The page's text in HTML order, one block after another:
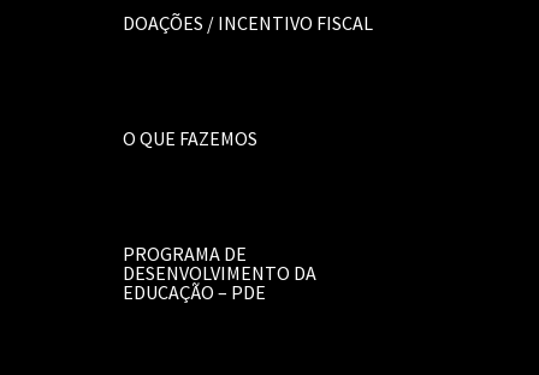
DOAÇÕES / INCENTIVO FISCAL
O QUE FAZEMOS
PROGRAMA DE
DESENVOLVIMENTO DA
EDUCAÇÃO – PDE